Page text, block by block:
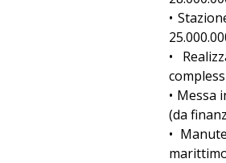
•
•
• Messa
(da
•